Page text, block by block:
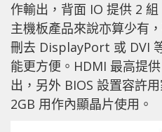
作輸出，背面 IO 提供 2
主機板產品來說亦算少有
刪去 DisplayPort 或 DVI
能更方便。HDMI 最高提
出，另外 BIOS 設置容許
2GB 用作內顯晶片使用。